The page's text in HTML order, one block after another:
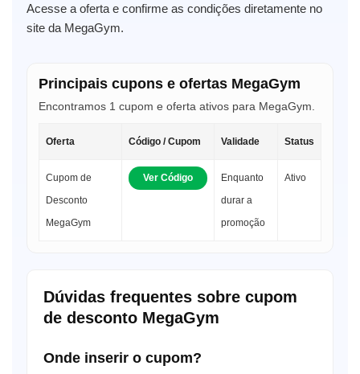
Acesse a oferta e confirme as condições diretamente no
site da MegaGym.
Principais cupons e ofertas MegaGym
Encontramos 1 cupom e oferta ativos para MegaGym.
Oferta Código / Cupom Validade Status
Cupom de
Desconto
MegaGym
Ver Código
Enquanto
durar a
promoção
Ativo
Dúvidas frequentes sobre cupom
de desconto MegaGym
Onde inserir o cupom?